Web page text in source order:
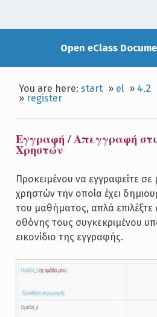
Open eClass
You are here:start » el » 4.2
» register
Εγγραφή / Απεγγραφή
Χρηστών
Προκειμένου να εγγραφείτε
χρηστών την οποία έχει
του μαθήματος, απλά επιλέξτε
οθόνης τους συγκεκριμένου
εικονίδιο της εγγραφής.